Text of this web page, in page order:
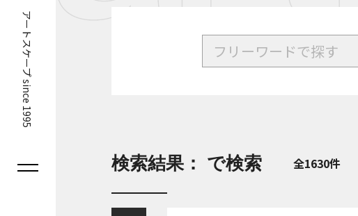
アートスケープ since 1995
検索結果： で検索 全1630件